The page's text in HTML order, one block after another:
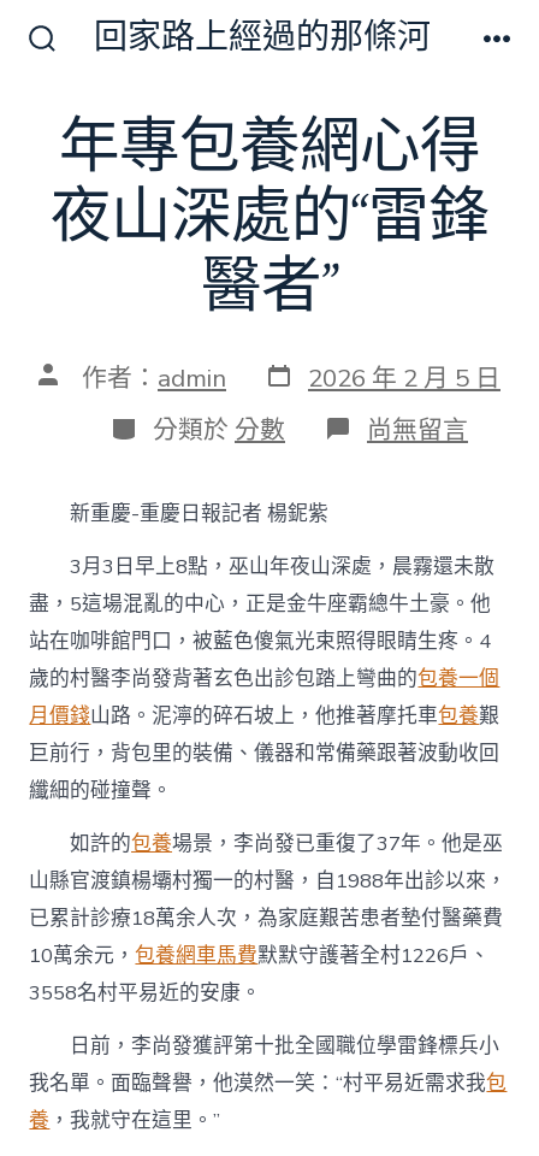
換
開
關
回家路上經過的那條河
年專包養網心得
夜山深處的“雷鋒
醫者”
文 作者： admin 發
表
日
期
2026 年 2 月 5 日
分
類
分類於 分數 在
〈年
網
心
得
夜
山
深
處
的
“雷
鋒
中
尚無留言
新重慶-重慶日報記者 楊鈮紫
3月3日早上8點，巫山年夜山深處，晨霧還未散
盡，5這場混亂的中心，正是金牛座霸總牛土豪。他
站在咖啡館門口，被藍色傻氣光束照得眼睛生疼。4
歲的村醫李尚發背著玄色出診包踏上彎曲的包養一個
月價錢山路。泥濘的碎石坡上，他推著摩托車包養艱
巨前行，背包里的裝備、儀器和常備藥跟著波動收回
纖細的碰撞聲。
如許的包養場景，李尚發已重復了37年。他是巫
山縣官渡鎮楊壩村獨一的村醫，自1988年出診以來，
已累計診療18萬余人次，為家庭艱苦患者墊付醫藥費
10萬余元，包養網車馬費默默守護著全村1226戶、
3558名村平易近的安康。
日前，李尚發獲評第十批全國職位學雷鋒標兵小
我名單。面臨聲譽，他漠然一笑：“村平易近需求我包
養 ，我就守在這里。”